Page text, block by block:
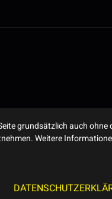
grundsätzlich auch ohne
Weitere